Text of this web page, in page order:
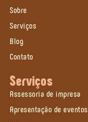
Sobre
Serviços
Blog
Contato
Serviços
Assessoria de impresa
Apresentação de eventos